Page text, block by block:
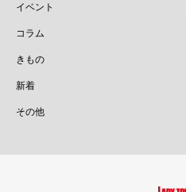
イベント
コラム
きもの
新着
その他